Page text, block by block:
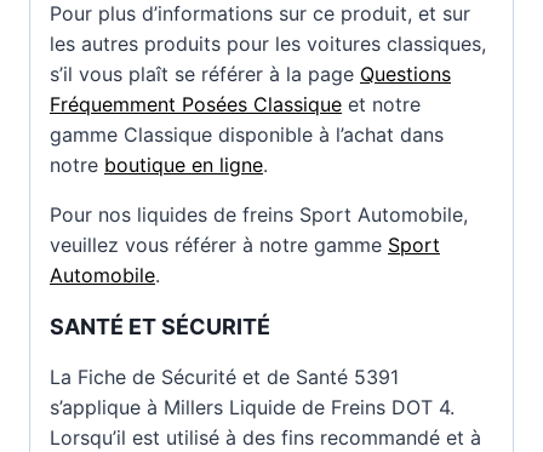
Pour plus d’informations sur ce produit, et sur
les autres produits pour les voitures classiques,
s’il vous plaît se référer à la page Questions
Fréquemment Posées Classique et notre
gamme Classique disponible à l’achat dans
notre boutique en ligne.
Pour nos liquides de freins Sport Automobile,
veuillez vous référer à notre gamme Sport
Automobile.
SANTÉ ET SÉCURITÉ
La Fiche de Sécurité et de Santé 5391
s’applique à Millers Liquide de Freins DOT 4.
Lorsqu’il est utilisé à des fins recommandé et à